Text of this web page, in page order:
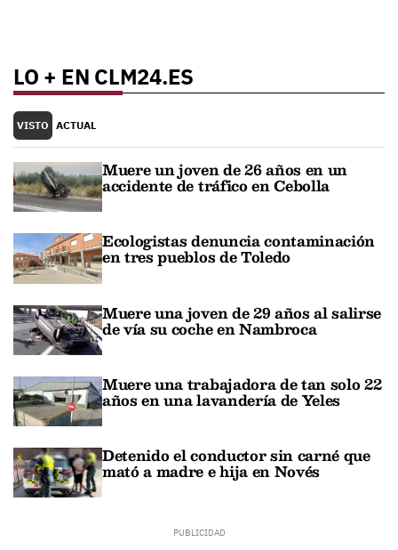
LO + EN CLM24.ES
VISTO ACTUAL
Muere un joven de 26 años en un
accidente de tráfico en Cebolla
Ecologistas denuncia contaminación
en tres pueblos de Toledo
Muere una joven de 29 años al salirse
de vía su coche en Nambroca
Muere una trabajadora de tan solo 22
años en una lavandería de Yeles
Detenido el conductor sin carné que
mató a madre e hija en Novés